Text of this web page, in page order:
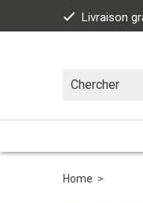
Livraison
Home >